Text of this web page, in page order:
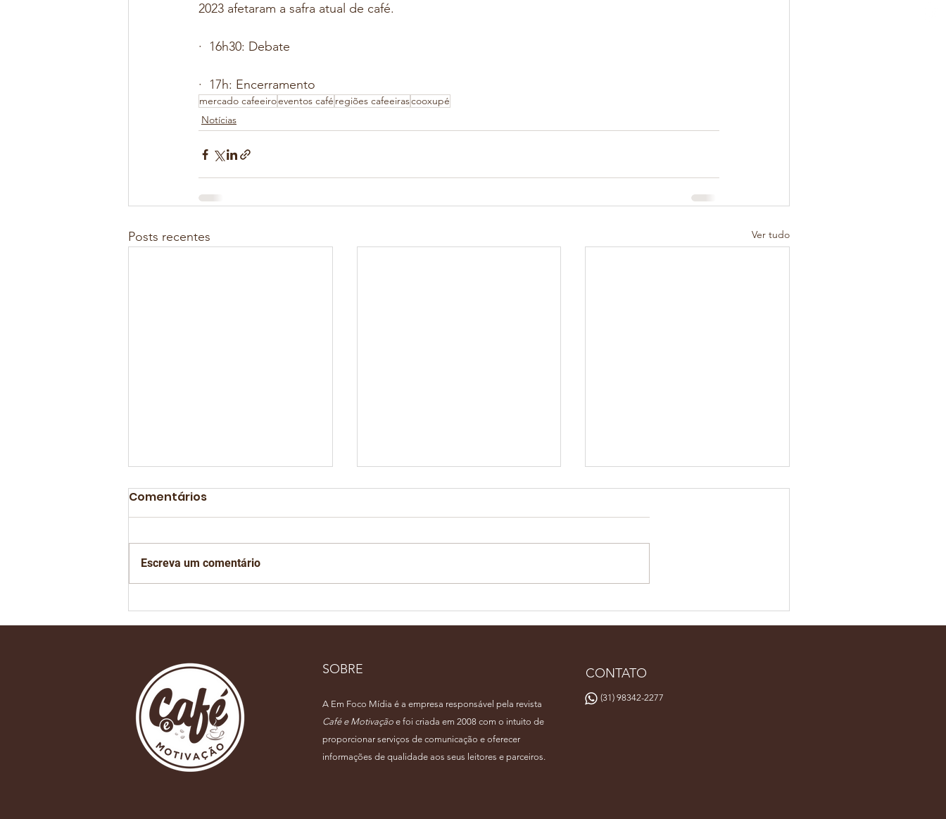
2023 afetaram a safra atual de café.
·  16h30: Debate
·  17h: Encerramento
mercado cafeeiroeventos café regiões cafeeirascooxupé
Notícias
Posts recentes Ver tudo
Está chegando o dia de
mais um São Paulo
do Ibirapuera em São
Paulo
Pernambuco Café Show
reúne especialistas em
Barista brasileira
representará o país em
de concurso no México
Comentários
Escreva um comentário
SOBRE
A Em Foco Mídia é a empresa responsável pela revista
Café e Motivação e foi criada em 2008 com o intuito de
proporcionar serviços de comunicação e oferecer
informações de qualidade aos seus leitores e parceiros.
CONTATO
(31) 98342-2277